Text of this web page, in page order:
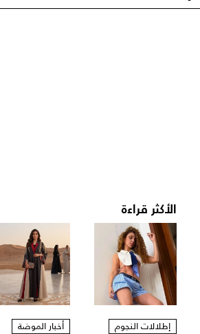
الأكثر قراءة
إطلالات النجوم أخبار الموضة